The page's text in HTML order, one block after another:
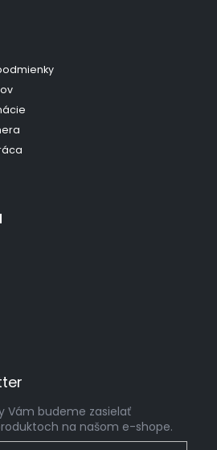
Vám budeme zasielať
na našom e-shope.